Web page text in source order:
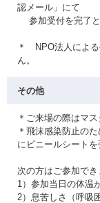
認メール」にて
参加受付を完了と
＊ NPO法人によ
ん。
その他
＊ご来場の際はマ
＊飛沫感染防止の
にビニールシートを
次の方はご参加でき
1）参加当日の体温
2）息苦しさ（呼吸